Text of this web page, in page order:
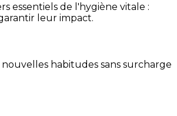
essentiels de l'hygiène vitale :
leur impact.
habitudes sans surcharge